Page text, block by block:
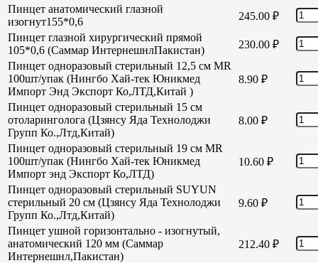
Пинцет анатомический глазной
изогнут155*0,6
245.00 ₽
Пинцет глазной хирургический прямой
105*0,6 (Саммар ИнтернешнлПакистан)
230.00 ₽
Пинцет одноразовый стерильный 12,5 см MR
100шт/упак (Нингбо Хай-тек Юникмед
Импорт Энд Экспорт Ко,ЛТД,Китай )
8.90 ₽
Пинцет одноразовый стерильный 15 см
отоларинголога (Цзянсу Яда Технолоджи
Групп Ко.,Лтд,Китай)
8.00 ₽
Пинцет одноразовый стерильный 19 см MR
100шт/упак (Нингбо Хай-тек Юникмед
Импорт энд Экспорт Ко,ЛТД)
10.60 ₽
Пинцет одноразовый стерильный SUYUN
стерильный 20 см (Цзянсу Яда Технолоджи
Групп Ко.,Лтд,Китай)
9.60 ₽
Пинцет ушной горизонтально - изогнутый,
анатомический 120 мм (Саммар
Интернешнл,Пакистан)
212.40 ₽